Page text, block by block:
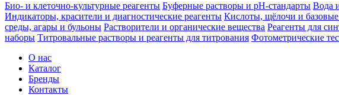
Био- и клеточно-культурные реагенты Буферные растворы и pH-стандарты Вода
Индикаторы, красители и диагностические реагенты Кислоты, щёлочи и
среды, агары и бульоны Растворители и органические вещества Реагенты для
наборы Титровальные растворы и реагенты для титрования Фотометрические
О нас
Каталог
Бренды
Контакты